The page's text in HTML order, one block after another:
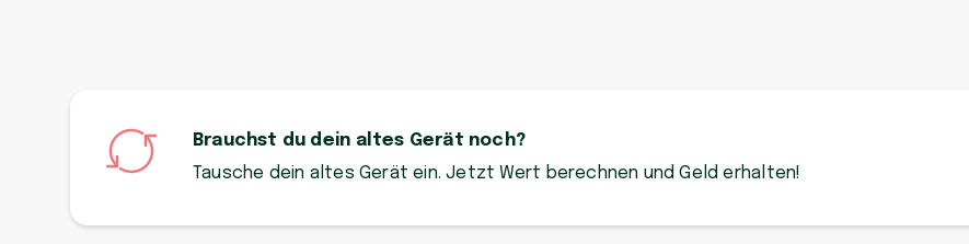
Brauchst du dein altes Gerät noch?
Tausche dein altes Gerät ein. Jetzt Wert berechnen und Geld erhalten!